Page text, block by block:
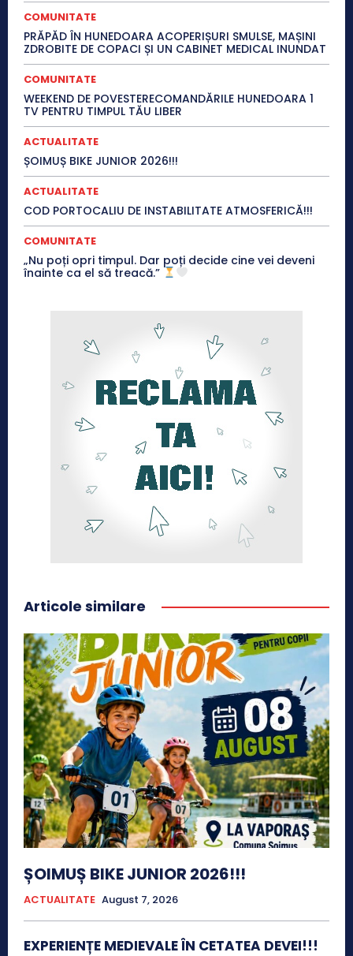
COMUNITATE
PRĂPĂD ÎN HUNEDOARA ACOPERIȘURI SMULSE, MAȘINI
ZDROBITE DE COPACI ȘI UN CABINET MEDICAL INUNDAT
COMUNITATE
WEEKEND DE POVESTERECOMANDĂRILE HUNEDOARA 1
TV PENTRU TIMPUL TĂU LIBER
ACTUALITATE
ȘOIMUȘ BIKE JUNIOR 2026!!!
ACTUALITATE
COD PORTOCALIU DE INSTABILITATE ATMOSFERICĂ!!!
COMUNITATE
„Nu poți opri timpul. Dar poți decide cine vei deveni
înainte ca el să treacă.”
Articole similare
ȘOIMUȘ BIKE JUNIOR 2026!!!
ACTUALITATE August 7, 2026
EXPERIENȚE MEDIEVALE ÎN CETATEA DEVEI!!!